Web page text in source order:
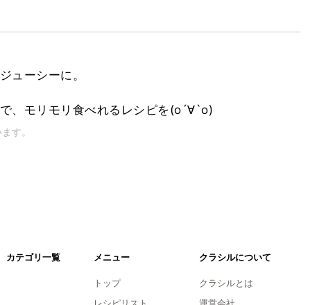
ューシーに。
、モリモリ食べれるレシピを(о´∀`о)
す。
カテゴリ一覧 メニュー
トップ
クラシルについて
クラシルとは